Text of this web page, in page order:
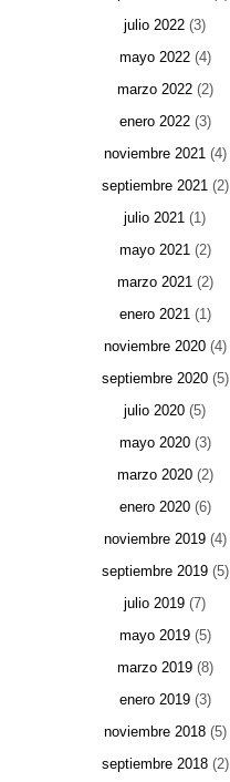
julio 2022 (3)
mayo 2022(4)
marzo 2022(2)
enero 2022(3)
noviembre 2021(4)
septiembre 2021(2)
julio 2021 (1)
mayo 2021(2)
marzo 2021(2)
enero 2021(1)
noviembre 2020(4)
septiembre 2020(5)
julio 2020 (5)
mayo 2020(3)
marzo 2020(2)
enero 2020(6)
noviembre 2019(4)
septiembre 2019(5)
julio 2019 (7)
mayo 2019(5)
marzo 2019(8)
enero 2019(3)
noviembre 2018(5)
septiembre 2018(2)